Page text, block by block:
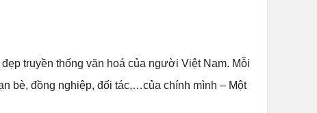
truyền thống văn hoá của người Việt Nam. Mỗi
bè, đồng nghiệp, đối tác,…của chính mình – Một